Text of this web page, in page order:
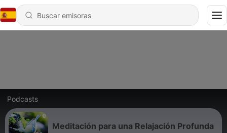
Podcasts
Meditación para una Relajación Profunda